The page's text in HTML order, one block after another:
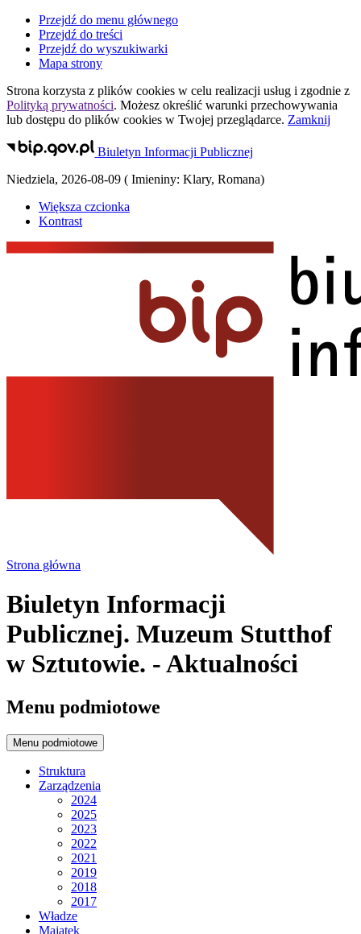
Przejdź do menu głównego
Przejdź do treści
Przejdź do wyszukiwarki
Mapa strony
Strona korzysta z plików cookies w celu realizacji usług i zgodnie z
Polityką prywatności. Możesz określić warunki przechowywania
lub dostępu do plików cookies w Twojej przeglądarce. Zamknij
Biuletyn Informacji Publicznej
Niedziela, 2026-08-09 ( Imieniny: Klary, Romana)
Większa czcionka
Kontrast
Strona główna
Biuletyn Informacji
Publicznej. Muzeum Stutthof
w Sztutowie. - Aktualności
Menu podmiotowe
Menu podmiotowe
Struktura
Zarządzenia
2024
2025
2023
2022
2021
2019
2018
2017
Władze
Majątek